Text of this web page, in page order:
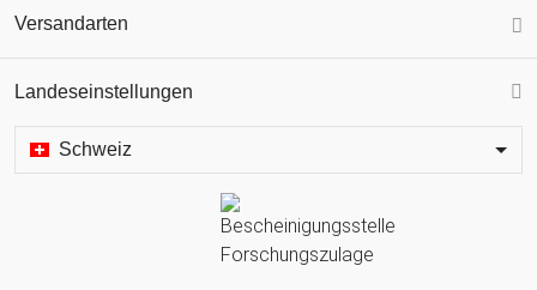
Versandarten
Landeseinstellungen
Schweiz